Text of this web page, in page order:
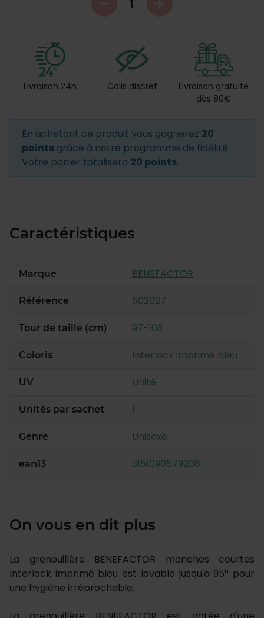
Livraison 24h Colis discret
Livraison gratuite
dès 80€
En achetant ce produit vous gagnerez 20
points grâce à notre programme de fidélité.
Votre panier totalisera 20 points.
Caractéristiques
Marque BENEFACTOR
Référence 502027
Tour de taille (cm) 97-103
Coloris Interlock imprimé bleu
UV Unité
Unités par sachet 1
Genre Unisexe
ean13 3151090579208
On vous en dit plus
La grenouillère BENEFACTOR manches courtes
Interlock imprimé bleu est lavable jusqu'à 95° pour
une hygiène irréprochable.